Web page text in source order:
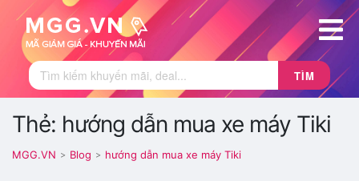
TÌM
Thẻ: hướng dẫn mua xe máy Tiki
MGG.VN > Blog > hướng dẫn mua xe máy Tiki